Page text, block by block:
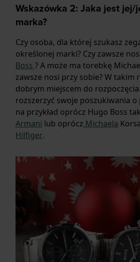
Wskazówka 2: Jaka jest
marka?
Czy osoba, dla której szukasz
określonej marki? Czy zawsze
Boss ? A może ma torebkę
zawsze nosi przy sobie? W takim
dobrym miejscem do
rozszerzyć swoje poszukiwania
na przykład oprócz Hugo Boss
Armani lub oprócz Michaela
Hilfiger.